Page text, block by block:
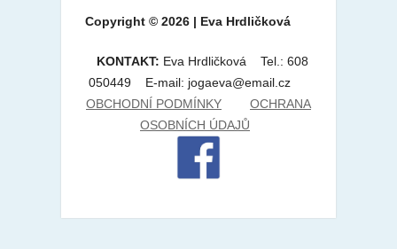
Copyright © 2026 | Eva Hrdličková
KONTAKT: Eva Hrdličková Tel.: 608
050449 E-mail: jogaeva@email.cz
OBCHODNÍ PODMÍNKY
OCHRANA
OSOBNÍCH ÚDAJŮ